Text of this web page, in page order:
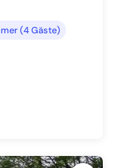
(4 Gäste)